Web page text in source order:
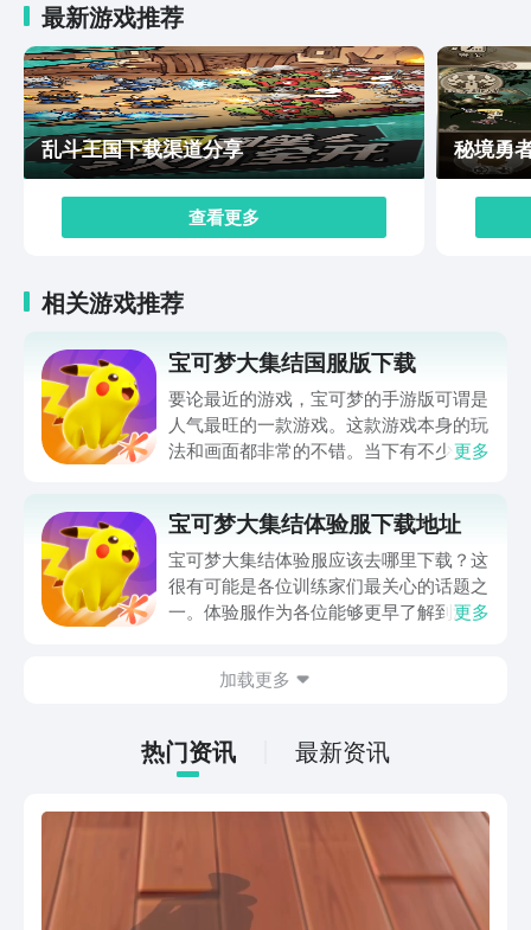
一个易于上手但又充满策略深度的世界。不妨邀上三五好
友，一起踏上亿奥斯岛，探索这个充满惊喜的宝可梦世
界，感受与宝可梦并肩作战的无穷魅力！
最新游戏推荐
乱斗王国下载渠道分享
查看更多
秘境勇
相关游戏推荐
宝可梦大集结国服版下载
要论最近的游戏，宝可梦的手游版可谓是
人气最旺的一款游戏。这款游戏本身的玩
法和画面都非常的不错。当下有不少人在
在网上到处询问这款游戏的下载地址，好
让自己能够早点体验到这款游戏的乐趣所
在。
更多
宝可梦大集结体验服下载地址
宝可梦大集结体验服应该去哪里下载？这
很有可能是各位训练家们最关心的话题之
一。体验服作为各位能够更早了解到游戏
大集结体验服下载地址，希望能够对各位
更多
加载更多
热门资讯 最新资讯